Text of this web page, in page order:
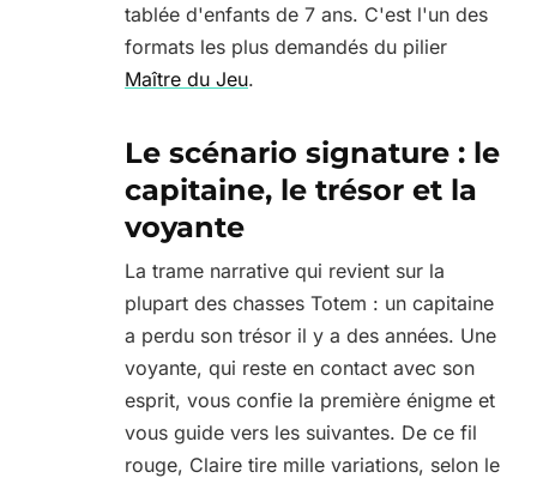
tablée d'enfants de 7 ans. C'est l'un des
formats les plus demandés du pilier
Maître du Jeu.
Le scénario signature : le
capitaine, le trésor et la
voyante
La trame narrative qui revient sur la
plupart des chasses Totem : un capitaine
a perdu son trésor il y a des années. Une
voyante, qui reste en contact avec son
esprit, vous confie la première énigme et
vous guide vers les suivantes. De ce fil
rouge, Claire tire mille variations, selon le